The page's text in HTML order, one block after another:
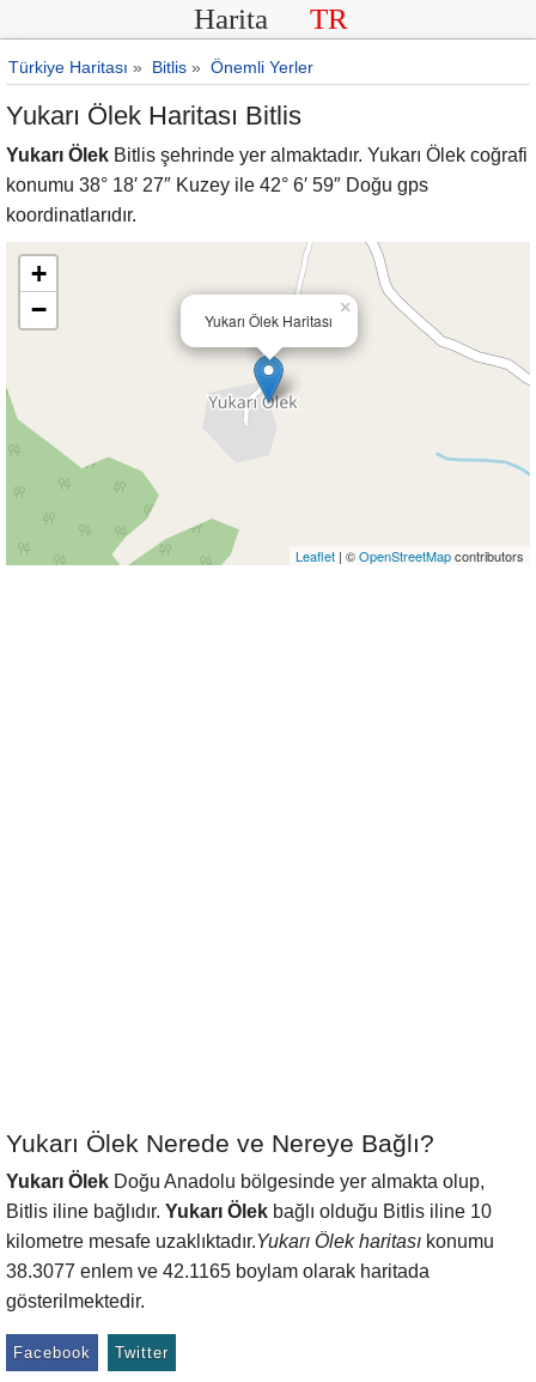
Harita TR
Türkiye Haritası » Bitlis » Önemli Yerler
Yukarı Ölek Haritası Bitlis
Yukarı Ölek Bitlis şehrinde yer almaktadır. Yukarı Ölek coğrafi
konumu 38° 18′ 27″ Kuzey ile 42° 6′ 59″ Doğu gps
koordinatlarıdır.
Yukarı Ölek Haritası
×
+
−
Leaflet | ©OpenStreetMapcontributors
Yukarı Ölek Nerede ve Nereye Bağlı?
Yukarı Ölek Doğu Anadolu bölgesinde yer almakta olup,
Bitlis iline bağlıdır. Yukarı Ölek bağlı olduğu Bitlis iline 10
kilometre mesafe uzaklıktadır.Yukarı Ölek haritası konumu
38.3077 enlem ve 42.1165 boylam olarak haritada
gösterilmektedir.
Facebook Twitter